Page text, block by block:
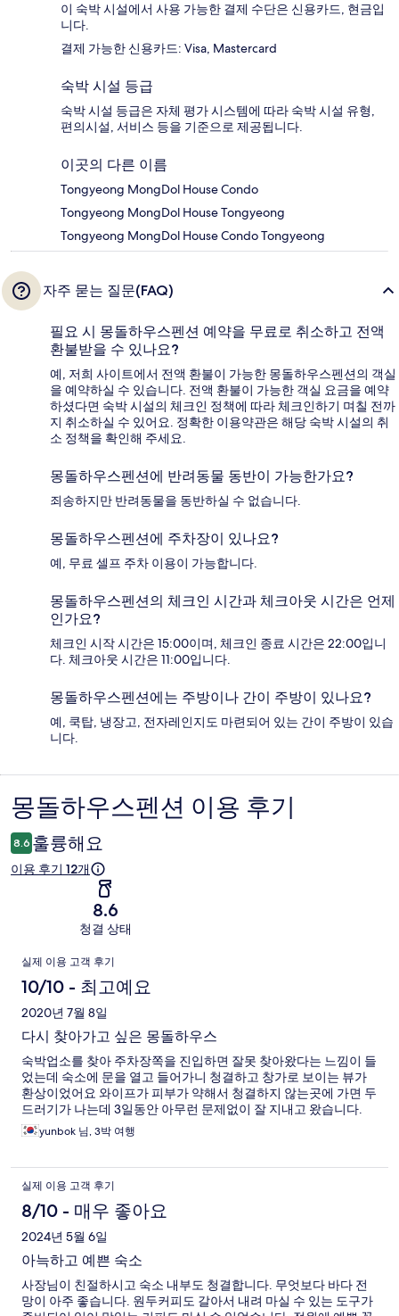
이 숙박 시설에서 사용 가능한 결제 수단은 신용카드, 현금입
니다.
결제 가능한 신용카드: Visa, Mastercard
숙박 시설 등급
숙박 시설 등급은 자체 평가 시스템에 따라 숙박 시설 유형,
편의시설, 서비스 등을 기준으로 제공됩니다.
이곳의 다른 이름
Tongyeong MongDol House Condo
Tongyeong MongDol House Tongyeong
Tongyeong MongDol House Condo Tongyeong
자주 묻는 질문(FAQ)
필요 시 몽돌하우스펜션 예약을 무료로 취소하고 전액
환불받을 수 있나요?
예, 저희 사이트에서 전액 환불이 가능한 몽돌하우스펜션의 객실
을 예약하실 수 있습니다. 전액 환불이 가능한 객실 요금을 예약
하셨다면 숙박 시설의 체크인 정책에 따라 체크인하기 며칠 전까
지 취소하실 수 있어요. 정확한 이용약관은 해당 숙박 시설의 취
소 정책을 확인해 주세요.
몽돌하우스펜션에 반려동물 동반이 가능한가요?
죄송하지만 반려동물을 동반하실 수 없습니다.
몽돌하우스펜션에 주차장이 있나요?
예, 무료 셀프 주차 이용이 가능합니다.
몽돌하우스펜션의 체크인 시간과 체크아웃 시간은 언제
인가요?
체크인 시작 시간은 15:00이며, 체크인 종료 시간은 22:00입니
다. 체크아웃 시간은 11:00입니다.
몽돌하우스펜션에는 주방이나 간이 주방이 있나요?
예, 쿡탑, 냉장고, 전자레인지도 마련되어 있는 간이 주방이 있습
니다.
이
용
후
몽돌하우스펜션 이용 후기
8.6 훌륭해요
이용 후기 12개
8.6
청결 상태
이
용
후
기
실제 이용 고객 후기
10/10 - 최고예요
2020년 7월 8일
다시 찾아가고 싶은 몽돌하우스
숙박업소를 찾아 주차장쪽을 진입하면 잘못 찾아왔다는 느낌이 들
었는데 숙소에 문을 열고 들어가니 청결하고 창가로 보이는 뷰가
환상이었어요 와이프가 피부가 약해서 청결하지 않는곳에 가면 두
드러기가 나는데 3일동안 아무런 문제없이 잘 지내고 왔습니다.
yunbok 님, 3박 여행
실제 이용 고객 후기
8/10 - 매우 좋아요
2024년 5월 6일
아늑하고 예쁜 숙소
사장님이 친절하시고 숙소 내부도 청결합니다. 무엇보다 바다 전
망이 아주 좋습니다. 원두커피도 갈아서 내려 마실 수 있는 도구가